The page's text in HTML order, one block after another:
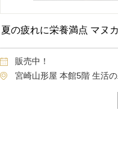
夏の疲れに栄養満点 マヌ
販売中！
宮崎山形屋 本館5階 生活